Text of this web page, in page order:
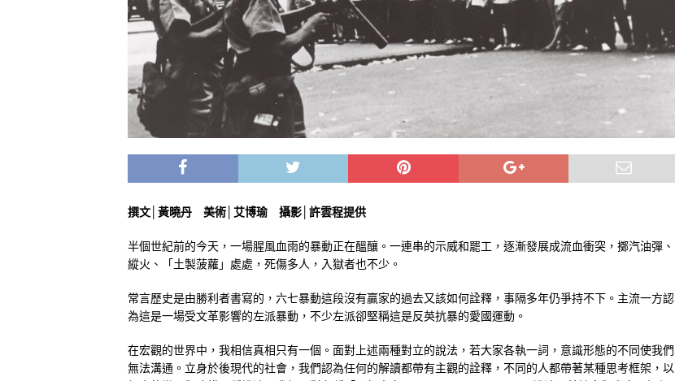
撰文│黃曉丹 美術│艾博瑜 攝影│許雲程提供
半個世紀前的今天，一場腥風血雨的暴動正在醞釀。一連串的示威和罷工，逐漸發展成流血衝突，擲汽油彈、
縱火、「土製菠蘿」處處，死傷多人，入獄者也不少。
常言歷史是由勝利者書寫的，六七暴動這段沒有贏家的過去又該如何詮釋，事隔多年仍爭持不下。主流一方認
為這是一場受文革影響的左派暴動，不少左派卻堅稱這是反英抗暴的愛國運動。
在宏觀的世界中，我相信真相只有一個。面對上述兩種對立的說法，若大家各執一詞，意識形態的不同使我們
無法溝通。立身於後現代的社會，我們認為任何的解讀都帶有主觀的詮釋，不同的人都帶著某種思考框架，以